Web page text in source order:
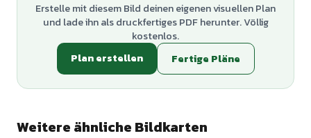
Erstelle mit diesem Bild deinen eigenen visuellen Plan
und lade ihn als druckfertiges PDF herunter. Völlig
kostenlos.
Plan erstellen
Fertige Pläne
Weitere ähnliche Bildkarten